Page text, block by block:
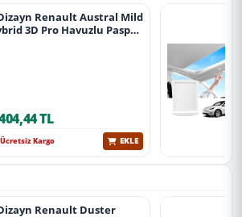
Renault Austral Mild
3D Pro Havuzlu Paspas
TL
Ücretsiz Kargo EKLE
Renault Duster